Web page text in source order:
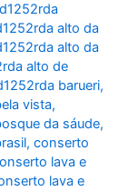
alto da
alto da
alto de
barueri,
vista,
da sáude,
,conserto
lava e
lava e